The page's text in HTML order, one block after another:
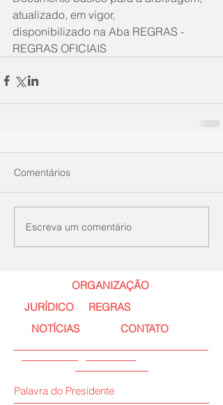
atualizado, em vigor,
disponibilizado na Aba REGRAS -
REGRAS OFICIAIS
Comentários
Escreva um comentário
ORGANIZAÇÃO
JURÍDICO
REGRAS
NOTÍCIAS
CONTATO
Palavra do Presidente